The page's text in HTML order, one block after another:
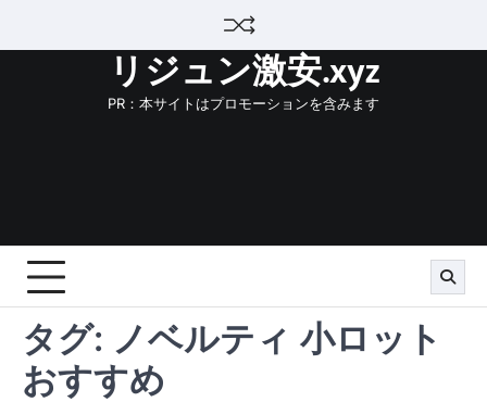
リジュン激安.xyz
PR：本サイトはプロモーションを含みます
タグ: ノベルティ 小ロット
おすすめ